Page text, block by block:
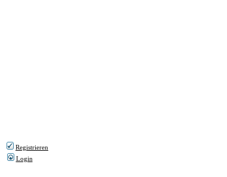
Registrieren
Login